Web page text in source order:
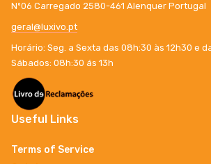
Nº06 Carregado 2580-461 Alenquer Portugal
geral@luxivo.pt
Horário: Seg. a Sexta das 08h:30 às 12h30 e
Sábados: 08h:30 ás 13h
Useful Links
Terms of Service